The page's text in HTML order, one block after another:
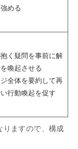
める
く疑問を事前に解
喚起させる
全体を要約して再
行動喚起を促す
りますので、構成